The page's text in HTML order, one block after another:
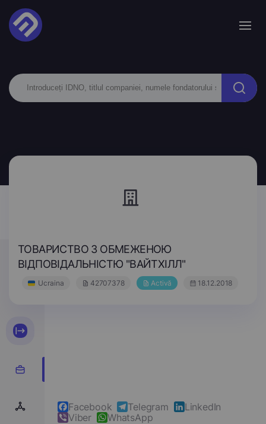
ТОВАРИСТВО З ОБМЕЖЕНОЮ
ВІДПОВІДАЛЬНІСТЮ "ВАЙТХІЛЛ"
Ucraina 42707378 Activă 18.12.2018
Facebook Telegram
LinkedIn
Viber
WhatsApp